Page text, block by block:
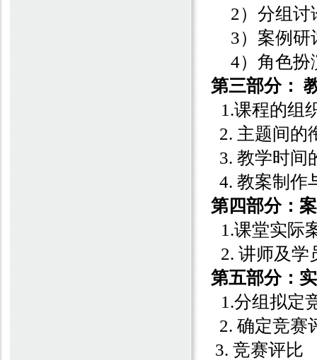
2）分组
3）案例
4）角色
第三部分：
1.课程的组
2. 主题间的
3. 教学时间
4. 教案制作
第四部分：
1.课堂实际
2. 讲师及学
第五部分：
1.分组拟定
2. 确定竞赛
3. 竞赛评比